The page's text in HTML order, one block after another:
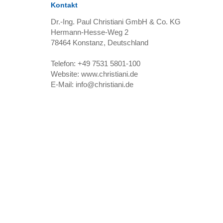
Kontakt
Dr.-Ing. Paul Christiani GmbH & Co. KG
Hermann-Hesse-Weg 2
78464 Konstanz, Deutschland
Telefon: +49 7531 5801-100
Website: www.christiani.de
E-Mail: info@christiani.de